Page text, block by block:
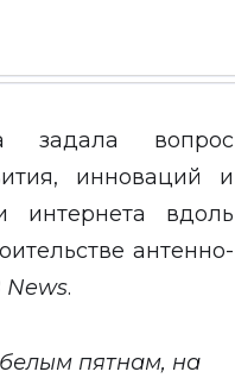
задала вопрос
инноваций и
интернета вдоль
антенно-
News.
пятнам, на